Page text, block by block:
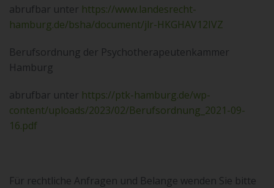
abrufbar unter https://www.landesrecht-
hamburg.de/bsha/document/jlr-HKGHAV12IVZ
Berufsordnung der Psychotherapeutenkammer
Hamburg
abrufbar unter https://ptk-hamburg.de/wp-
content/uploads/2023/02/Berufsordnung_2021-09-
16.pdf
Für rechtliche Anfragen und Belange wenden Sie bitte